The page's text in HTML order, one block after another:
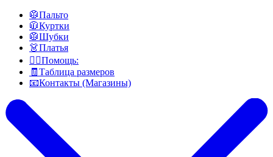
🥼Пальто
🧥Куртки
🥼Шубки
👗Платья
👍🏻Помощь:
🧾Таблица размеров
📧Контакты (Магазины)